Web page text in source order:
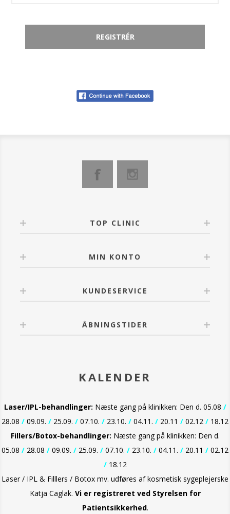
TOP CLINIC
MIN KONTO
KUNDESERVICE
ÅBNINGSTIDER
KALENDER
Laser/IPL-behandlinger: Næste gang på klinikken: Den d. 05.08 /
28.08 / 09.09. / 25.09. / 07.10. / 23.10. / 04.11. / 20.11 / 02.12 / 18.12
Fillers/Botox-behandlinger: Næste gang på klinikken: Den d.
05.08 / 28.08 / 09.09. / 25.09. / 07.10. / 23.10. / 04.11. / 20.11 / 02.12
/18.12
Laser / IPL & Filllers / Botox mv. udføres af kosmetisk sygeplejerske
Katja Caglak. Vi er registreret ved Styrelsen for
Patientsikkerhed.